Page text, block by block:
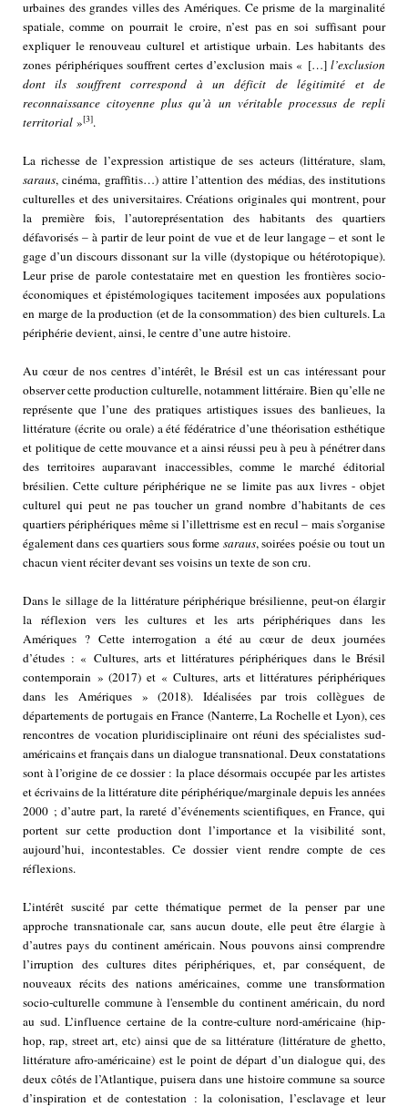
urbaines des grandes villes des Amériques. Ce prisme de la marginalité
spatiale, comme on pourrait le croire, n’est pas en soi suffisant pour
expliquer le renouveau culturel et artistique urbain. Les habitants des
zones périphériques souffrent certes d’exclusion mais « […] l’exclusion
dont ils souffrent correspond à un déficit de légitimité et de
reconnaissance citoyenne plus qu’à un véritable processus de repli
territorial »[3].
La richesse de l’expression artistique de ses acteurs (littérature, slam,
saraus, cinéma, graffitis…) attire l’attention des médias, des institutions
culturelles et des universitaires. Créations originales qui montrent, pour
la première fois, l’autoreprésentation des habitants des quartiers
défavorisés – à partir de leur point de vue et de leur langage – et sont le
gage d’un discours dissonant sur la ville (dystopique ou hétérotopique).
Leur prise de parole contestataire met en question les frontières socio-
économiques et épistémologiques tacitement imposées aux populations
en marge de la production (et de la consommation) des bien culturels. La
périphérie devient, ainsi, le centre d’une autre histoire.
Au cœur de nos centres d’intérêt, le Brésil est un cas intéressant pour
observer cette production culturelle, notamment littéraire. Bien qu’elle ne
représente que l’une des pratiques artistiques issues des banlieues, la
littérature (écrite ou orale) a été fédératrice d’une théorisation esthétique
et politique de cette mouvance et a ainsi réussi peu à peu à pénétrer dans
des territoires auparavant inaccessibles, comme le marché éditorial
brésilien. Cette culture périphérique ne se limite pas aux livres - objet
culturel qui peut ne pas toucher un grand nombre d’habitants de ces
quartiers périphériques même si l’illettrisme est en recul – mais s’organise
également dans ces quartiers sous forme saraus, soirées poésie ou tout un
chacun vient réciter devant ses voisins un texte de son cru.
Dans le sillage de la littérature périphérique brésilienne, peut-on élargir
la réflexion vers les cultures et les arts périphériques dans les
Amériques ? Cette interrogation a été au cœur de deux journées
d’études : « Cultures, arts et littératures périphériques dans le Brésil
contemporain » (2017) et « Cultures, arts et littératures périphériques
dans les Amériques » (2018). Idéalisées par trois collègues de
départements de portugais en France (Nanterre, La Rochelle et Lyon), ces
rencontres de vocation pluridisciplinaire ont réuni des spécialistes sud-
américains et français dans un dialogue transnational. Deux constatations
sont à l’origine de ce dossier : la place désormais occupée par les artistes
et écrivains de la littérature dite périphérique/marginale depuis les années
2000 ; d’autre part, la rareté d’événements scientifiques, en France, qui
portent sur cette production dont l’importance et la visibilité sont,
aujourd’hui, incontestables. Ce dossier vient rendre compte de ces
réflexions.
L’intérêt suscité par cette thématique permet de la penser par une
approche transnationale car, sans aucun doute, elle peut être élargie à
d’autres pays du continent américain. Nous pouvons ainsi comprendre
l’irruption des cultures dites périphériques, et, par conséquent, de
nouveaux récits des nations américaines, comme une transformation
socio-culturelle commune à l'ensemble du continent américain, du nord
au sud. L’influence certaine de la contre-culture nord-américaine (hip-
hop, rap, street art, etc) ainsi que de sa littérature (littérature de ghetto,
littérature afro-américaine) est le point de départ d’un dialogue qui, des
deux côtés de l’Atlantique, puisera dans une histoire commune sa source
d’inspiration et de contestation : la colonisation, l’esclavage et leur